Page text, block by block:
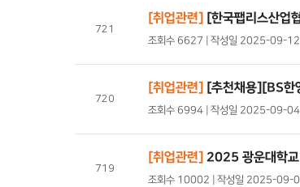
721
[취업관련] [한국팹리스산업
조회수 6627 | 작성일 2025-09-
720
[취업관련] [추천채용][BS한
조회수 6994 | 작성일 2025-09-
719
[취업관련] 2025 광운대학
조회수 10002 | 작성일 2025-09-